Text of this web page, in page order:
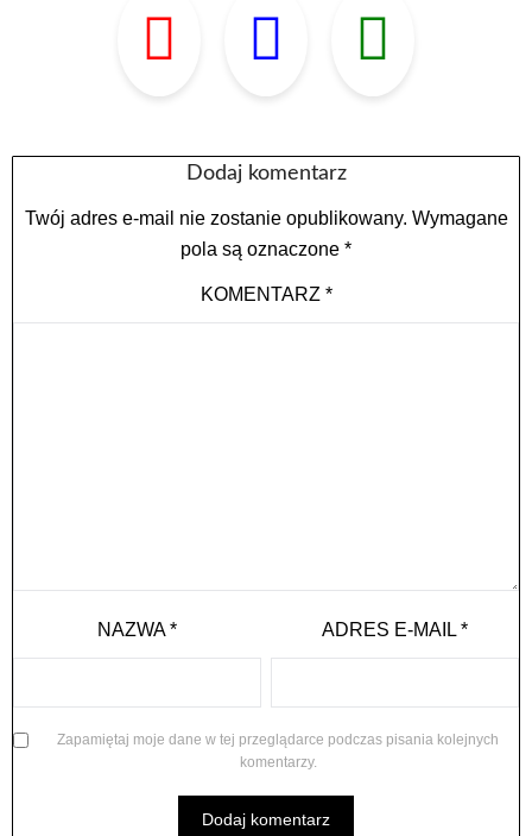
Dodaj komentarz
Twój adres e-mail nie zostanie opublikowany. Wymagane
pola są oznaczone *
KOMENTARZ *
NAZWA* ADRES E-MAIL*
Zapamiętaj moje dane w tej przeglądarce podczas pisania kolejnych
komentarzy.